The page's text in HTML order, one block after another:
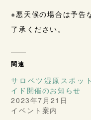
※悪天候の場合は予告
了承ください。
関連
サロベツ湿原スポッ
イド開催のお知らせ
2023年7月21日
イベント案内